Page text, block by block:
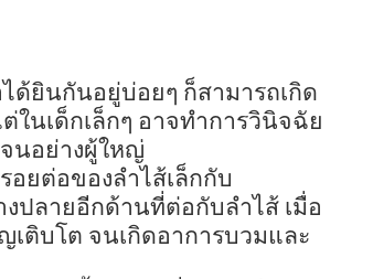
ด้ยินกันอยู่บ่อยๆ ก็สามารถเกิด
ในเด็กเล็กๆ อาจทำการวินิจฉัย
นอย่างผู้ใหญ่
อยต่อของลำไส้เล็กกับ
ปลายอีกด้านที่ต่อกับลำไส้ เมื่อ
เติบโต จนเกิดอาการบวมและ